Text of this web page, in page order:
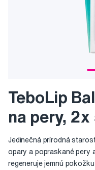
TeboLip
na pery, 2x
Jedinečná prírodná
opary a popraskané pery
regeneruje jemnú pokožku